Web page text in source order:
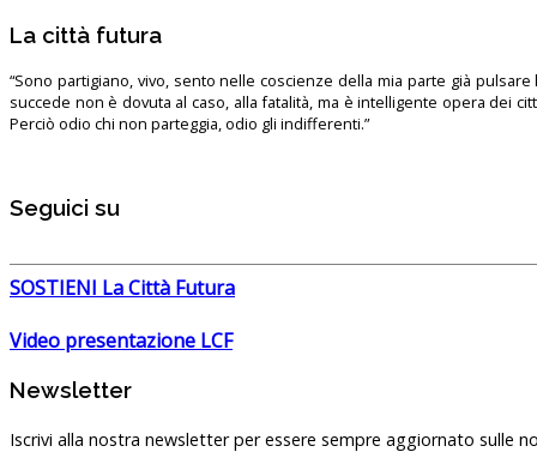
La città futura
“Sono partigiano, vivo, sento nelle coscienze della mia parte già pulsare
succede non è dovuta al caso, alla fatalità, ma è intelligente opera dei
Perciò odio chi non parteggia, odio gli indifferenti.”
Seguici su
SOSTIENI La Città Futura
Video presentazione LCF
Newsletter
Iscrivi alla nostra newsletter per essere sempre aggiornato sulle